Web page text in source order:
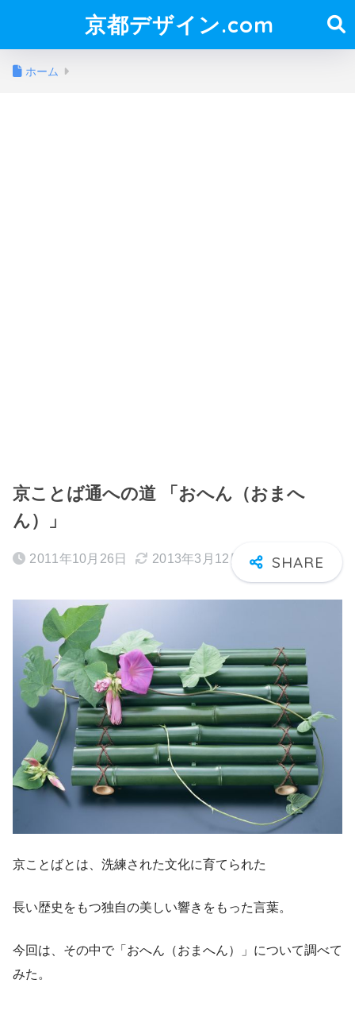
京都デザイン.com
ホーム
京ことば通への道 「おへん（おまへ
ん）」
2011年10月26日 2013年3月12日
京ことばとは、洗練された文化に育てられた
長い歴史をもつ独自の美しい響きをもった言葉。
今回は、その中で「おへん（おまへん）」について調べて
みた。